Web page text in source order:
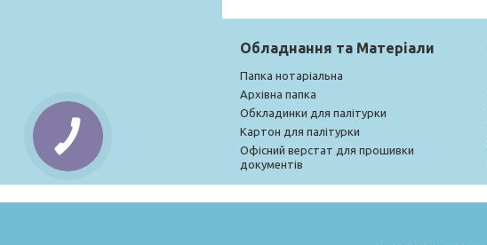
Обладнання та Матеріали
Папка нотаріальна
Архівна папка
Обкладинки для палітурки
Картон для палітурки
Офісний верстат для прошивки
документів